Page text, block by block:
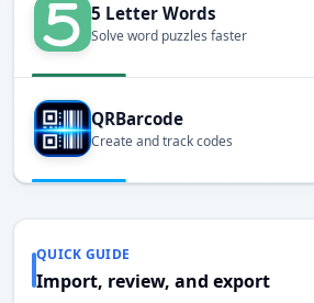
5 Letter Words
Solve word puzzles faster
QRBarcode
Create and track codes
QUICK GUIDE
Import, review, and export